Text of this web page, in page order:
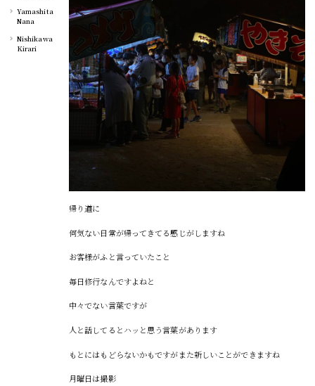
帰り道に
何気ない日常が帰ってきてる感じがしますね
お客様がふと言っていたこと
毎日修行なんですよねと
中々でない言葉ですが
人と話してるとハッと思う言葉があります
もとにはもどらないかもですがまた新しいことができますね
月曜日は撮影
Yamashita
Nana
Nishikawa
Kirari